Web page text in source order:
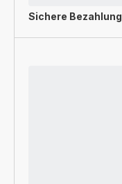
Sichere Bezahlung